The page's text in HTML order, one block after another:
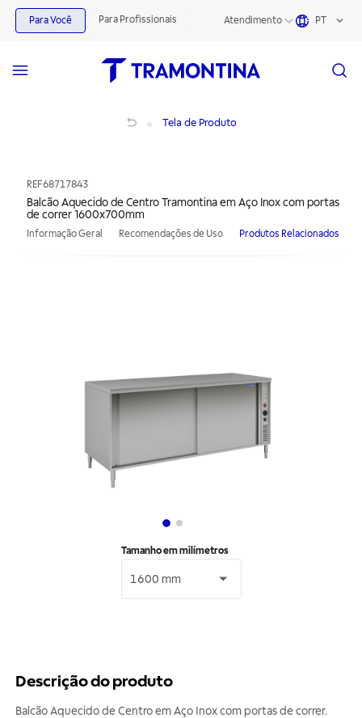
Para Você Para Profissionais Atendimento PT
Tela de Produto
REF68717843
Balcão Aquecido de Centro Tramontina em Aço Inox com portas
de correr 1600x700mm
Informação Geral Recomendações de Uso Produtos Relacionados
Tamanho em milímetros
1600 mm
Descrição do produto
Balcão Aquecido de Centro em Aço Inox com portas de correr.